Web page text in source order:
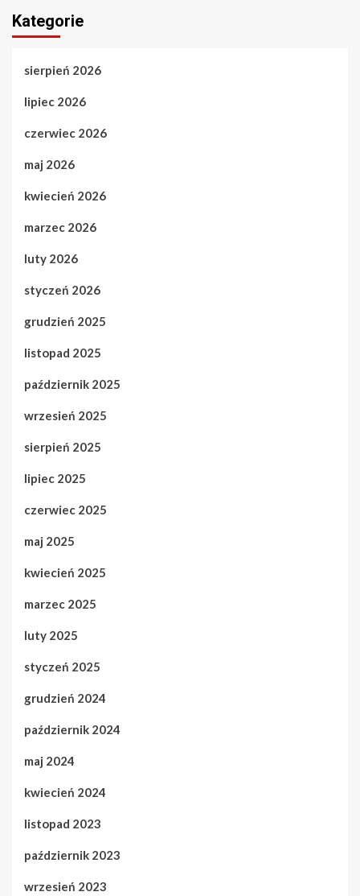
Kategorie
sierpień 2026
lipiec 2026
czerwiec 2026
maj 2026
kwiecień 2026
marzec 2026
luty 2026
styczeń 2026
grudzień 2025
listopad 2025
październik 2025
wrzesień 2025
sierpień 2025
lipiec 2025
czerwiec 2025
maj 2025
kwiecień 2025
marzec 2025
luty 2025
styczeń 2025
grudzień 2024
październik 2024
maj 2024
kwiecień 2024
listopad 2023
październik 2023
wrzesień 2023